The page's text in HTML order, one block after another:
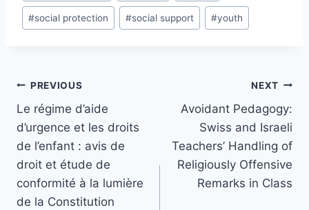
#social protection #social support #youth
Post
navigation
PREVIOUS
Le régime d’aide
d’urgence et les droits
de l’enfant : avis de
droit et étude de
conformité à la lumière
de la Constitution
NEXT
Avoidant Pedagogy:
Swiss and Israeli
Teachers’ Handling of
Religiously Offensive
Remarks in Class